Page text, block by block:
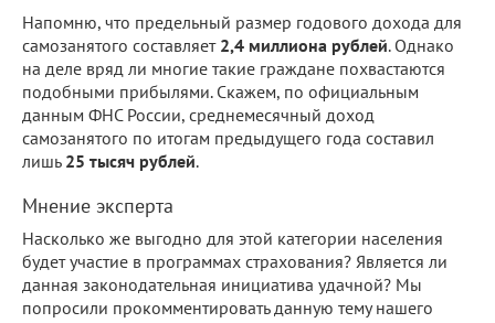
Напомню, что предельный размер годового дохода для
самозанятого составляет 2,4 миллиона рублей. Однако
на деле вряд ли многие такие граждане похвастаются
подобными прибылями. Скажем, по официальным
данным ФНС России, среднемесячный доход
самозанятого по итогам предыдущего года составил
лишь 25 тысяч рублей.
Мнение эксперта
Насколько же выгодно для этой категории населения
будет участие в программах страхования? Является ли
данная законодательная инициатива удачной? Мы
попросили прокомментировать данную тему нашего